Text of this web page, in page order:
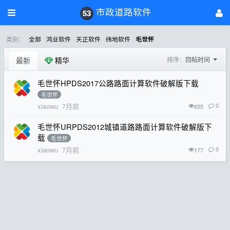
市政道路软件
类别： 全部 鸿业软件 天正软件 纬地软件 毛世怀
最新 精华 排序： 回帖时间
毛世怀HPDS2017公路路面计算软件破解版下载
毛世怀
xiaowu 7月前 655 0
毛世怀URPDS2012城镇道路路面计算软件破解版下
载
毛世怀
xiaowu 7月前 177 0